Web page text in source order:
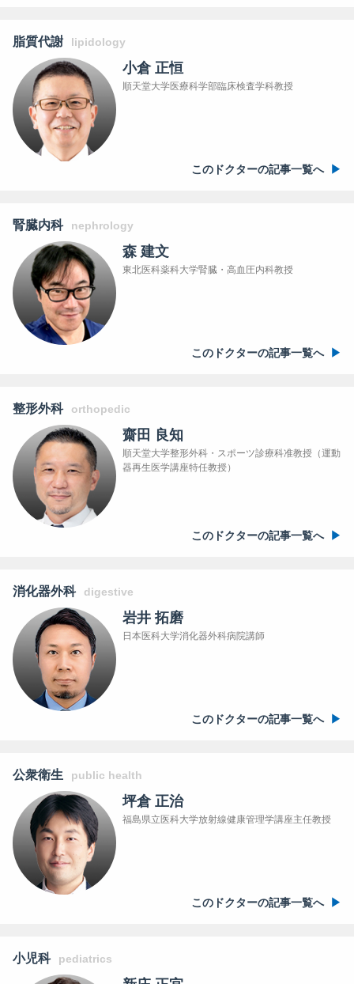
脂質代謝 lipidology
小倉 正恒
順天堂大学医療科学部臨床検査学科教授
このドクターの記事一覧へ
腎臓内科 nephrology
森 建文
東北医科薬科大学腎臓・高血圧内科教授
このドクターの記事一覧へ
整形外科 orthopedic
齋田 良知
順天堂大学整形外科・スポーツ診療科准教授（運動
器再生医学講座特任教授）
このドクターの記事一覧へ
消化器外科 digestive
岩井 拓磨
日本医科大学消化器外科病院講師
このドクターの記事一覧へ
公衆衛生 public health
坪倉 正治
福島県立医科大学放射線健康管理学講座主任教授
このドクターの記事一覧へ
小児科 pediatrics